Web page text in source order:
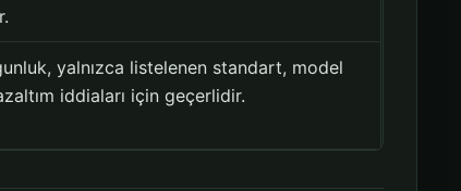
yalnızca listelenen standart, model
iddiaları için geçerlidir.